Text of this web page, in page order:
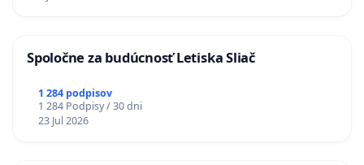
Spoločne za budúcnosť Letiska Sliač
1 284 podpisov
1 284 Podpisy / 30 dni
23 Jul 2026